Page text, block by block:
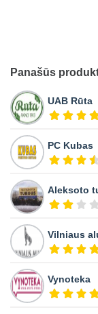
Panašūs
UAB Rūta
PC Kubas
Aleksoto
Vilniaus
Vynoteka